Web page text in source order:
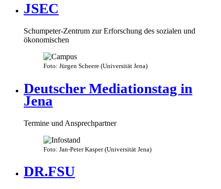
JSEC
Schumpeter-Zentrum zur Erforschung des sozialen und
ökonomischen
Foto: Jürgen Scheere (Universität Jena)
Deutscher Mediationstag in
Jena
Termine und Ansprechpartner
Foto: Jan-Peter Kasper (Universität Jena)
DR.FSU